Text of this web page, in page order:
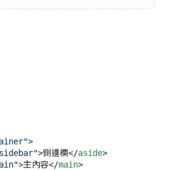
>
>側邊欄</aside>
>主內容</main>